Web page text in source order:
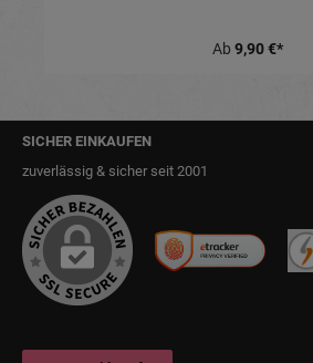
Ab 9,90 €*
SICHER EINKAUFEN
zuverlässig & sicher seit 2001